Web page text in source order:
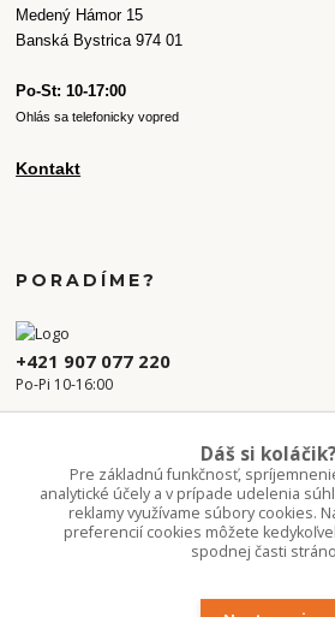
Medený Hámor 15
Banská Bystrica 974 01
Po-St: 10-17:00
Ohlás sa telefonicky vopred
Kontakt
PORADÍME?
+421 907 077 220
Po-Pi 10-16:00
Dáš si koláčik?
Pre základnú funkčnosť,
analytické účely a v prípade udelenia
reklamy využívame súbory cookies.
preferencií cookies môžete
spodnej časti